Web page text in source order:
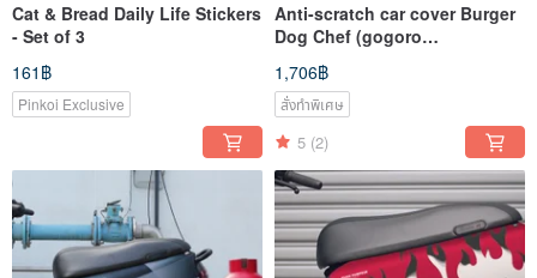
Cat & Bread Daily Life Stickers
- Set of 3
161฿
Pinkoi Exclusive
Anti-scratch car cover Burger
Dog Chef (gogoro
2/3/viva/MIX/PGO/suzuki/Hong
jiateng)
1,706฿
สั่งทำพิเศษ
5 (2)